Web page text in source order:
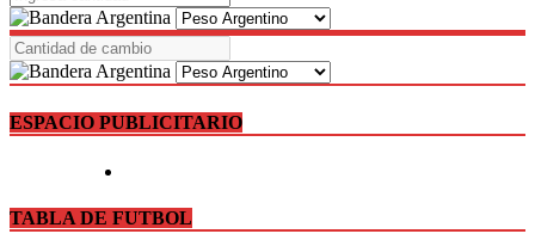
ESPACIO PUBLICITARIO
TABLA DE FUTBOL